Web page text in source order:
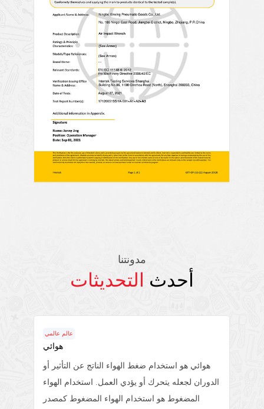
مدونتنا
أحدث التحديثات
عالم عالمي
هوائي
هوائي هو استخدام ضغط الهواء الناتج عن التأثير أو
الدوران لجعله يتحرك أو يؤدي العمل. استخدام الهواء
المضغوط هو استخدام الهواء المضغوط كمصدر